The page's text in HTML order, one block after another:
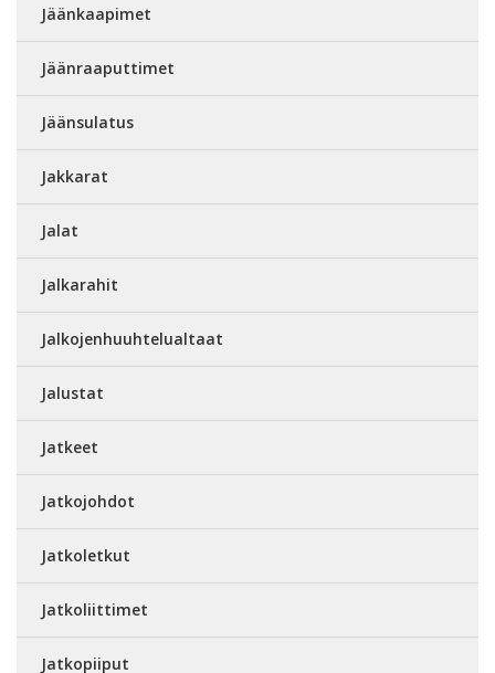
Jäänkaapimet
Jäänraaputtimet
Jäänsulatus
Jakkarat
Jalat
Jalkarahit
Jalkojenhuuhtelualtaat
Jalustat
Jatkeet
Jatkojohdot
Jatkoletkut
Jatkoliittimet
Jatkopiiput